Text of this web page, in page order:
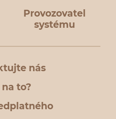
Provozovatel
systému
nás
to?